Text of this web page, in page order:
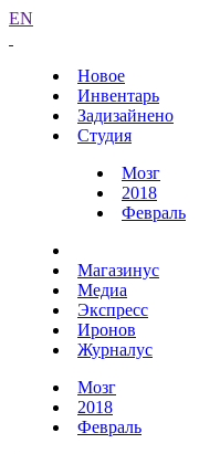
EN
Новое
Инвентарь
Задизайнено
Студия
Мозг
2018
Февраль
Магазинус
Медиа
Экспресс
Иронов
Журналус
Мозг
2018
Февраль